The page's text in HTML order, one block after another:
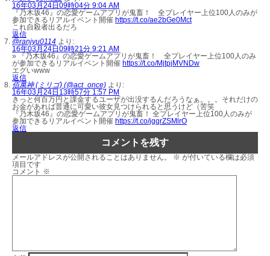
16年03月24日09時04分 9:04 AM
『乃木坂46』の恋愛ゲームアプリが鬼畜！ 全プレイヤー上位100人のみが
参加できるリアルイベント開催 https://t.co/ae2bGe0Mct
これ自殺者出るだろ
返信
@ranjyu0114 より:
16年03月24日09時21分 9:21 AM
» 『乃木坂46』の恋愛ゲームアプリが鬼畜！ 全プレイヤー上位100人のみ
が参加できるリアルイベント開催 https://t.co/MjtpjMVNDw
エグいwww
返信
佰萬神 (ミリゴ) (@act_once) より:
16年03月24日13時57分 1:57 PM
きっと何百万円と課金するユーザが出没するんだろうなぁ。。。それだけの
お金があれば普通に可愛い彼女見つけられると思うけど（苦笑
『乃木坂46』の恋愛ゲームアプリが鬼畜！ 全プレイヤー上位100人のみが
参加できるリアルイベント開催 https://t.co/jgqrZSMlrO
返信
コメントを残す
メールアドレスが公開されることはありません。 ※ が付いている欄は必須
項目です
コメント ※